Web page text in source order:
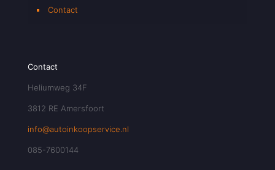
Contact
Contact
Heliumweg 34F
3812 RE Amersfoort
info@autoinkoopservice.nl
085-7600144